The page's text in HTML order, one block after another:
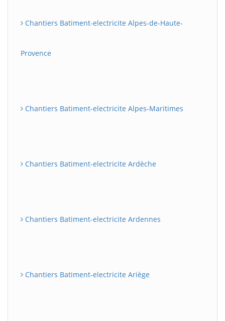
Chantiers Batiment-electricite Alpes-de-Haute-
Provence
Chantiers Batiment-electricite Alpes-Maritimes
Chantiers Batiment-electricite Ardèche
Chantiers Batiment-electricite Ardennes
Chantiers Batiment-electricite Ariège